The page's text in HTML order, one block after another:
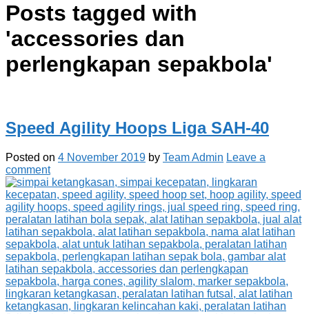
Posts tagged with
'accessories dan
perlengkapan sepakbola'
Speed Agility Hoops Liga SAH-40
Posted on 4 November 2019 by Team Admin Leave a
comment